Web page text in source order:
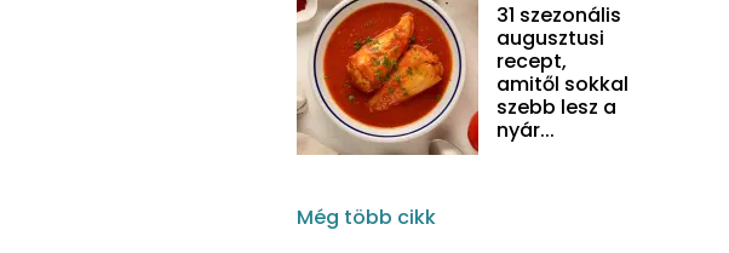
31 szezonális
augusztusi
recept,
amitől sokkal
szebb lesz a
nyár...
Még több cikk